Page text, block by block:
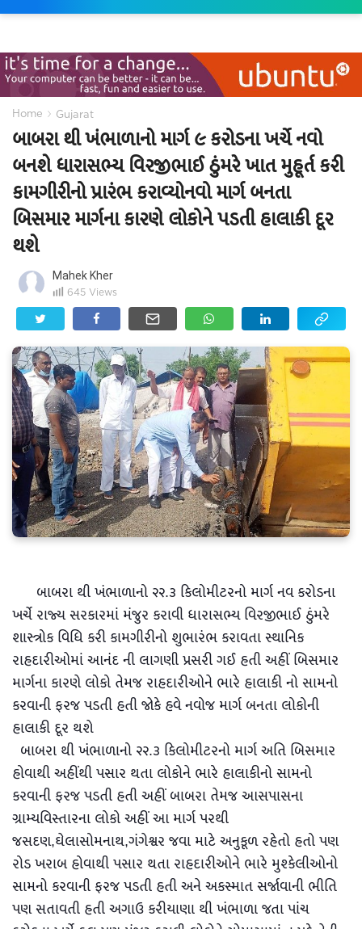
Home › Gujarat
બાબરા થી ખંભાળાનો માર્ગ ૯ કરોડના ખર્ચે નવો
બનશે ધારાસભ્ય વિરજીભાઈ ઠુંમરે ખાત મુહૂર્ત કરી
કામગીરીનો પ્રારંભ કરાવ્યોનવો માર્ગ બનતા
બિસમાર માર્ગના કારણે લોકોને પડતી હાલાકી દૂર
થશે
Mahek Kher
645 Views
બાબરા થી ખંભાળાનો ૨૨.૩ કિલોમીટરનો માર્ગ નવ કરોડના
ખર્ચે રાજ્ય સરકારમાં મંજુર કરાવી ધારાસભ્ય વિરજીભાઈ ઠુંમરે
શાસ્ત્રોક વિધિ કરી કામગીરીનો શુભારંભ કરાવતા સ્થાનિક
રાહદારીઓમાં આનંદ ની લાગણી પ્રસરી ગઈ હતી અહીં બિસમાર
માર્ગના કારણે લોકો તેમજ રાહદારીઓને ભારે હાલાકી નો સામનો
કરવાની ફરજ પડતી હતી જોકે હવે નવોજ માર્ગ બનતા લોકોની
હાલાકી દૂર થશે
બાબરા થી ખંભાળાનો ૨૨.૩ કિલોમીટરનો માર્ગ અતિ બિસમાર
હોવાથી અહીંથી પસાર થતા લોકોને ભારે હાલાકીનો સામનો
કરવાની ફરજ પડતી હતી અહીં બાબરા તેમજ આસપાસના
ગ્રામ્યવિસ્તારના લોકો અહીં આ માર્ગ પરથી
જસદણ,ઘેલાસોમનાથ,ગંગેશ્વર જવા માટે અનુકૂળ રહેતો હતો પણ
રોડ ખરાબ હોવાથી પસાર થતા રાહદારીઓને ભારે મુશ્કેલીઓનો
સામનો કરવાની ફરજ પડતી હતી અને અકસ્માત સર્જાવાની ભીતિ
પણ સતાવતી હતી અગાઉ કરીયાણા થી ખંભાળા જતા પાંચ